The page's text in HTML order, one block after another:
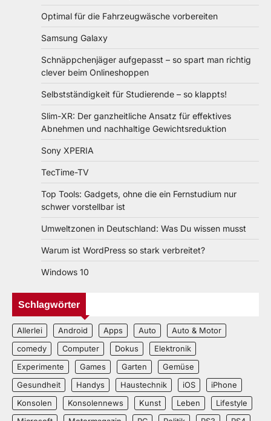
Optimal für die Fahrzeugwäsche vorbereiten
Samsung Galaxy
Schnäppchenjäger aufgepasst – so spart man richtig
clever beim Onlineshoppen
Selbstständigkeit für Studierende – so klappts!
Slim-XR: Der ganzheitliche Ansatz für effektives
Abnehmen und nachhaltige Gewichtsreduktion
Sony XPERIA
TecTime-TV
Top Tools: Gadgets, ohne die ein Fernstudium nur
schwer vorstellbar ist
Umweltzonen in Deutschland: Was Du wissen musst
Warum ist WordPress so stark verbreitet?
Windows 10
Schlagwörter
Allerlei Android Apps Auto
Auto & Motor
comedy
Computer Dokus
Elektronik
Experimente
Games Garten
Gemüse
Gesundheit
Handys Haustechnik iOS
iPhone
Konsolen
Konsolennews Kunst Leben
Lifestyle